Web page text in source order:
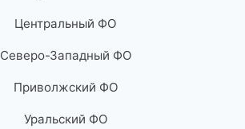
Центральный ФО
Северо-Западный ФО
Приволжский ФО
Уральский ФО